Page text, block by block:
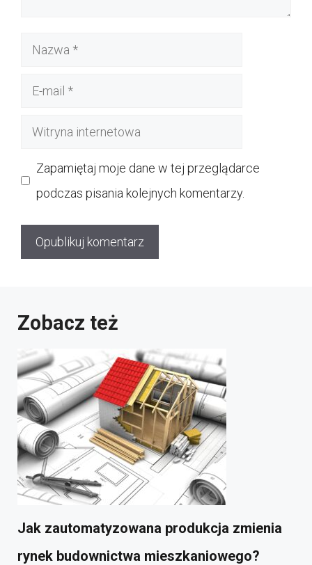
Nazwa
Witryna
Zapamiętaj moje dane w tej przeglądarce
podczas pisania kolejnych komentarzy.
Zobacz też
Jak zautomatyzowana produkcja zmienia
rynek budownictwa mieszkaniowego?